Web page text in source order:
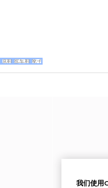
凉鞋 驾车鞋 靴子
我们使用